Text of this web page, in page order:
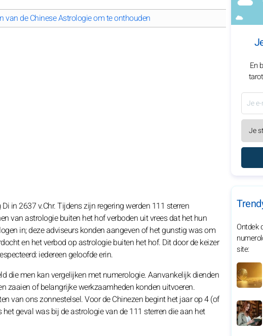
van de Chinese Astrologie om te onthouden
in 2637 v.Chr. Tijdens zijn regering werden 111 sterren
van astrologie buiten het hof verboden uit vrees dat het hun
in; deze adviseurs konden aangeven of het gunstig was om
en het verbod op astrologie buiten het hof. Dit door de keizer
iedereen geloofde erin.
die men kan vergelijken met numerologie. Aanvankelijk dienden
zaaien of belangrijke werkzaamheden konden uitvoeren.
van ons zonnestelsel. Voor de Chinezen begint het jaar op 4 (of
geval was bij de astrologie van de 111 sterren die aan het
En
Ontdek
site: